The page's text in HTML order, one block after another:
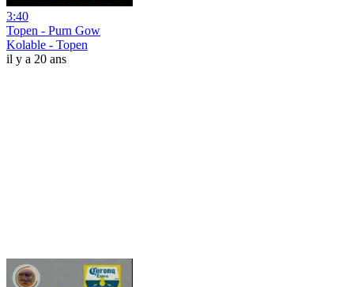
3:40
Topen - Purn Gow
Kolable - Topen
il y a 20 ans